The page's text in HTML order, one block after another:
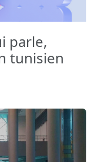
parle,
tunisien